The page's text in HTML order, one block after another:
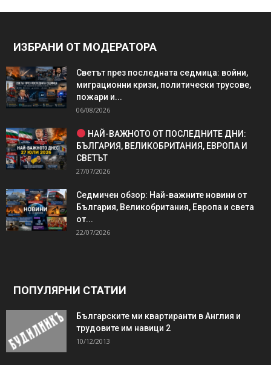
ИЗБРАНИ ОТ МОДЕРАТОРА
Светът през последната седмица: войни,
миграционни кризи, политически трусове,
пожари и...
06/08/2026
НАЙ-ВАЖНОТО ОТ ПОСЛЕДНИТЕ ДНИ:
БЪЛГАРИЯ, ВЕЛИКОБРИТАНИЯ, ЕВРОПА И
СВЕТЪТ
27/07/2026
Седмичен обзор: Най-важните новини от
България, Великобритания, Европа и света
от...
22/07/2026
ПОПУЛЯРНИ СТАТИИ
Българските ми квартиранти в Англия и
трудовите им навици 2
10/12/2013